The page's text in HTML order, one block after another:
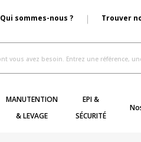
Qui sommes-nous ? Trouver
MANUTENTION
& LEVAGE
EPI &
SÉCURITÉ